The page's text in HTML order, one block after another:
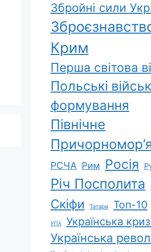
Збройні сили
Крим
Перша світова
Польські
формування
Північне
РСЧА Рим Росія
Річ Посполита
Скіфи Татари Топ-10
УПА Українська
Українська